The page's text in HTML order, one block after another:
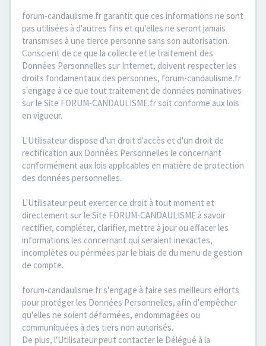
forum-candaulisme.fr garantit que ces informations ne sont
pas utilisées à d'autres fins et qu'elles ne seront jamais
transmises à une tierce personne sans son autorisation.
Conscient de ce que la collecte et le traitement des
Données Personnelles sur Internet, doivent respecter les
droits fondamentaux des personnes, forum-candaulisme.fr
s'engage à ce que tout traitement de données nominatives
sur le Site FORUM-CANDAULISME.fr soit conforme aux lois
en vigueur.
L'Utilisateur dispose d'un droit d'accès et d'un droit de
rectification aux Données Personnelles le concernant
conformément aux lois applicables en matière de protection
des données personnelles.
L'Utilisateur peut exercer ce droit à tout moment et
directement sur le Site FORUM-CANDAULISME à savoir
rectifier, compléter, clarifier, mettre à jour ou effacer les
informations les concernant qui seraient inexactes,
incomplètes ou périmées par le biais de du menu de gestion
de compte.
forum-candaulisme.fr s'engage à faire ses meilleurs efforts
pour protéger les Données Personnelles, afin d'empêcher
qu'elles ne soient déformées, endommagées ou
communiquées à des tiers non autorisés.
De plus, l'Utilisateur peut contacter le Délégué à la